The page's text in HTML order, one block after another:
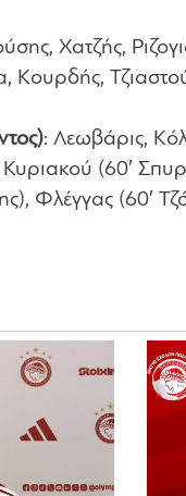
Χατζής,
Κουρδής,
: Λεωβάρις,
Κυριακού (60′
Φλέγγας (60′